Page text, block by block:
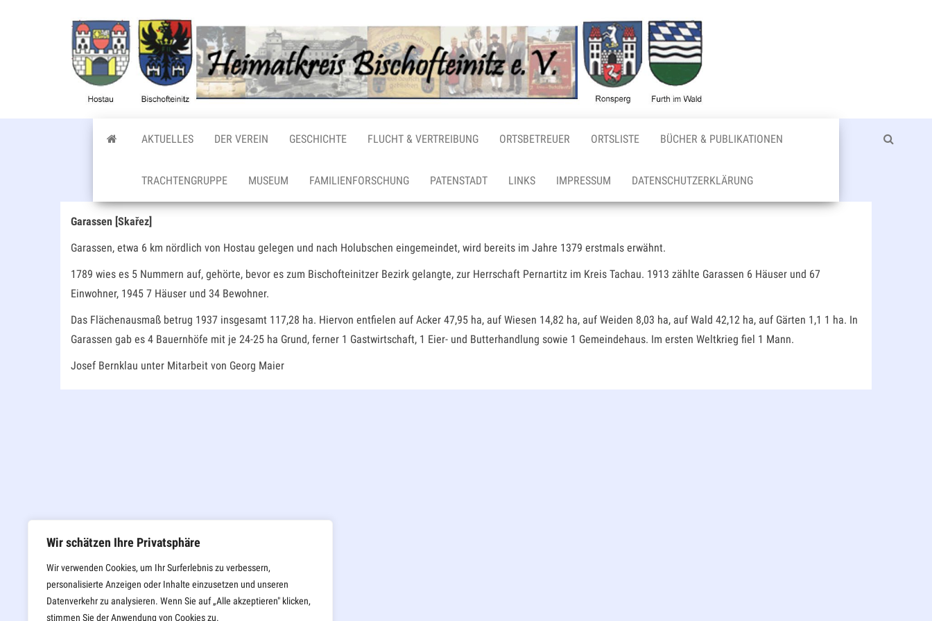
Wir schätzen Ihre Privatsphäre
Wir verwenden Cookies, um Ihr Surferlebnis zu verbessern,
personalisierte Anzeigen oder Inhalte einzusetzen und unseren
Datenverkehr zu analysieren. Wenn Sie auf „Alle akzeptieren" klicken,
stimmen Sie der Anwendung von Cookies zu.
AKTUELLES DER VEREIN GESCHICHTE FLUCHT & VERTREIBUNG ORTSBETREUER ORTSLISTE BÜCHER & PUBLIKATIONEN
TRACHTENGRUPPE MUSEUM FAMILIENFORSCHUNG PATENSTADT LINKS IMPRESSUM DATENSCHUTZERKLÄRUNG
Garassen [Skařez]
Garassen, etwa 6 km nördlich von Hostau gelegen und nach Holubschen eingemeindet, wird bereits im Jahre 1379 erstmals erwähnt.
1789 wies es 5 Nummern auf, gehörte, bevor es zum Bischofteinitzer Bezirk gelangte, zur Herrschaft Pernartitz im Kreis Tachau. 1913 zählte Garassen 6 Häuser und 67
Einwohner, 1945 7 Häuser und 34 Bewohner.
Das Flächenausmaß betrug 1937 insgesamt 117,28 ha. Hiervon entfielen auf Acker 47,95 ha, auf Wiesen 14,82 ha, auf Weiden 8,03 ha, auf Wald 42,12 ha, auf Gärten 1,1 1 ha. In
Garassen gab es 4 Bauernhöfe mit je 24-25 ha Grund, ferner 1 Gastwirtschaft, 1 Eier- und Butterhandlung sowie 1 Gemeindehaus. Im ersten Weltkrieg fiel 1 Mann.
Josef Bernklau unter Mitarbeit von Georg Maier